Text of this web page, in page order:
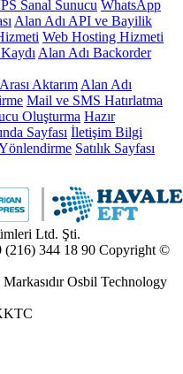
Sanal Sunucu WhatsApp
Alan Adı API ve Bayilik
Web Hosting Hizmeti
Alan Adı Backorder
Aktarım Alan Adı
Mail ve SMS Hatırlatma
Oluşturma Hazır
Sayfası İletişim Bilgi
Satılık Sayfası
Ltd. Şti.
(216) 344 18 90 Copyright ©
Osbil Technology